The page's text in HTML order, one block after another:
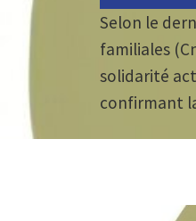
Selon le
familiales
solidarité
confirmant